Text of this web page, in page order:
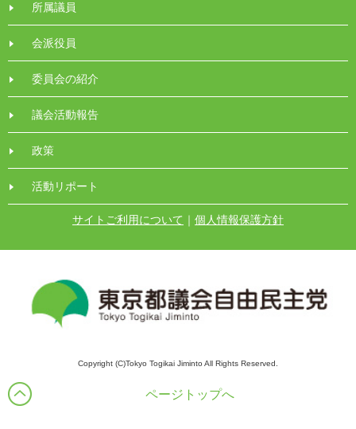
所属議員
会派役員
委員会の紹介
議会活動報告
政策
活動リポート
サイトご利用について ｜ 個人情報保護方針
Copyright (C)Tokyo Togikai Jiminto All Rights Reserved.
ページトップへ